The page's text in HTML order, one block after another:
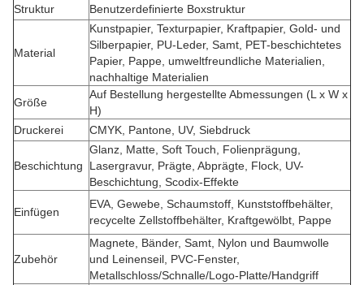
Struktur Benutzerdefinierte Boxstruktur
Material
Kunstpapier, Texturpapier, Kraftpapier, Gold- und
Silberpapier, PU-Leder, Samt, PET-beschichtetes
Papier, Pappe, umweltfreundliche Materialien,
nachhaltige Materialien
Größe
Auf Bestellung hergestellte Abmessungen (L x W x
H)
Druckerei
CMYK, Pantone, UV, Siebdruck
Beschichtung
Glanz, Matte, Soft Touch, Folienprägung,
Lasergravur, Prägte, Abprägte, Flock, UV-
Beschichtung, Scodix-Effekte
Einfügen
EVA, Gewebe, Schaumstoff, Kunststoffbehälter,
recycelte Zellstoffbehälter, Kraftgewölbt, Pappe
Zubehör
Magnete, Bänder, Samt, Nylon und Baumwolle
und Leinenseil, PVC-Fenster,
Metallschloss/Schnalle/Logo-Platte/Handgriff